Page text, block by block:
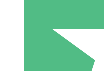
Paquetes de
Paga según el uso con